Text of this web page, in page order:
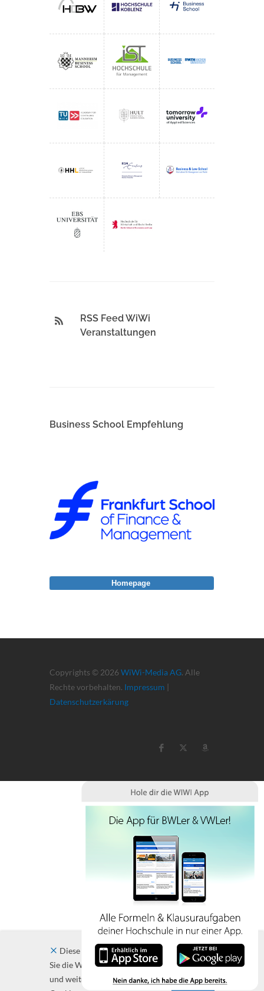
RSS Feed WiWi
Veranstaltungen
Business School Empfehlung
Copyrights © 2026 WiWi-Media AG. Alle
Rechte vorbehalten. Impressum |
Datenschutzerkärung
Diese Website verwendet Cookies. Indem
Sie die Website und ihre Angebote nutzen
und weiter navigieren, akzeptieren Sie diese
Homepage